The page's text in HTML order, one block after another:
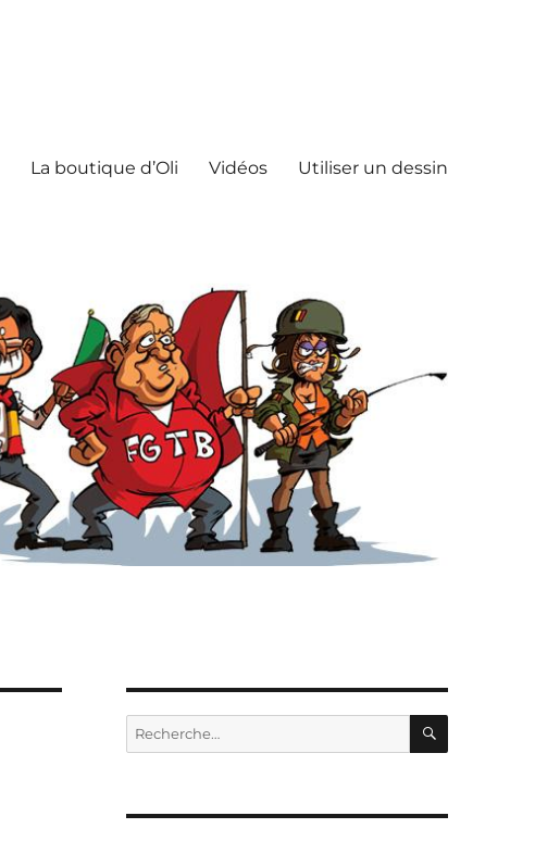
La boutique d’Oli Vidéos Utiliser un dessin
Recherche
pour :